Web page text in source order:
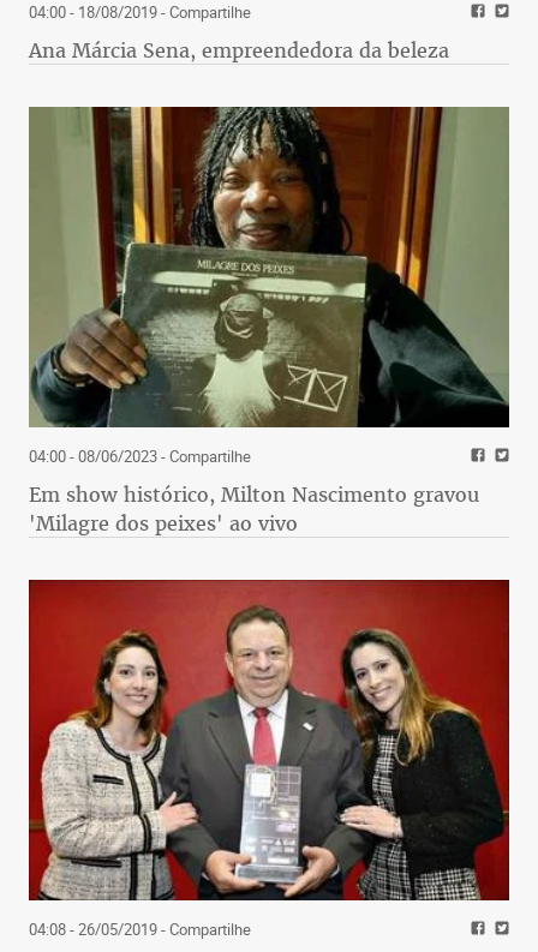
04:00 - 18/08/2019- Compartilhe
Ana Márcia Sena, empreendedora da beleza
04:00 - 08/06/2023- Compartilhe
Em show histórico, Milton Nascimento gravou
'Milagre dos peixes' ao vivo
04:08 - 26/05/2019- Compartilhe